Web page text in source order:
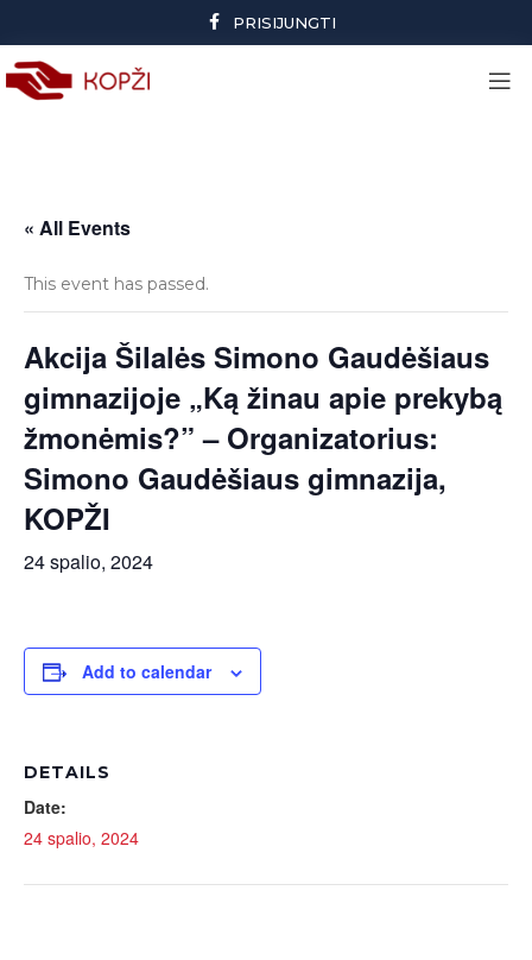
PRISIJUNGTI
« All Events
This event has passed.
Akcija Šilalės Simono Gaudėšiaus
gimnazijoje „Ką žinau apie prekybą
žmonėmis?” – Organizatorius:
Simono Gaudėšiaus gimnazija,
KOPŽI
24 spalio, 2024
Add to calendar
DETAILS
Date:
24 spalio, 2024